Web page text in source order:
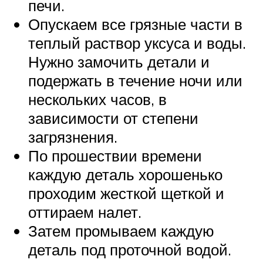
печи.
Опускаем все грязные части в
теплый раствор уксуса и воды.
Нужно замочить детали и
подержать в течение ночи или
нескольких часов, в
зависимости от степени
загрязнения.
По прошествии времени
каждую деталь хорошенько
проходим жесткой щеткой и
оттираем налет.
Затем промываем каждую
деталь под проточной водой.